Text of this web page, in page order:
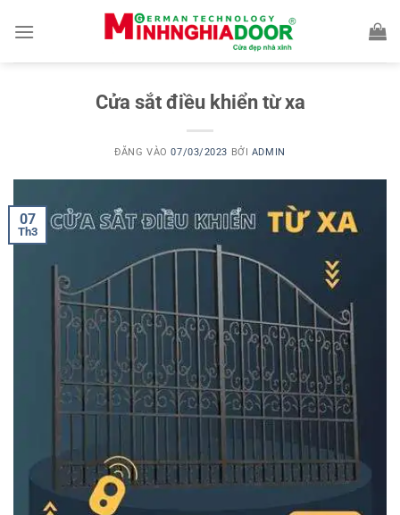
qua
Cửa sắt điều khiển từ xa
ĐĂNG VÀO07/03/2023 BỞI ADMIN
07
Th3